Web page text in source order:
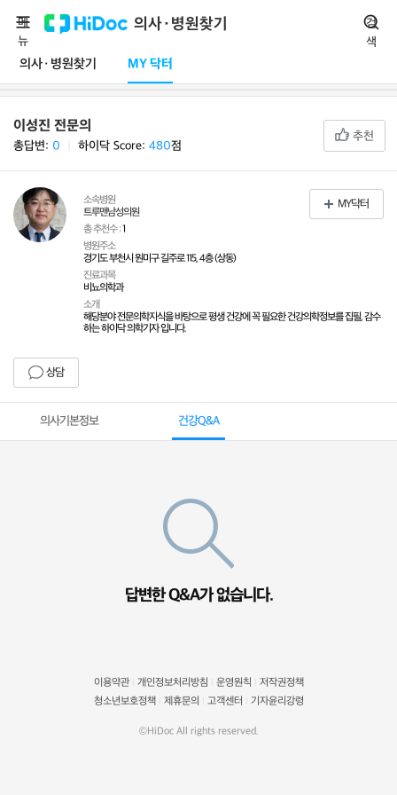
의사·병원찾기
의사·병원찾기 MY 닥터
메
뉴
검
색
이성진 전문의
총답변: 0 하이닥 Score: 480점
추천
소속병원
트루맨남성의원
총 추천수 :1
병원주소
경기도 부천시 원미구 길주로 115, 4층 (상동)
진료과목
비뇨의학과
소개
해당분야 전문의학지식을 바탕으로 평생 건강에 꼭 필요한 건강의학정보를 집필, 감수
하는 하이닥 의학기자 입니다.
상담
MY닥터
의사기본정보 건강Q&A
답변한 Q&A가 없습니다.
이용약관 개인정보처리방침 운영원칙
저작권정책
청소년보호정책
제휴문의 고객센터 기자윤리강령
©HiDoc All rights reserved.